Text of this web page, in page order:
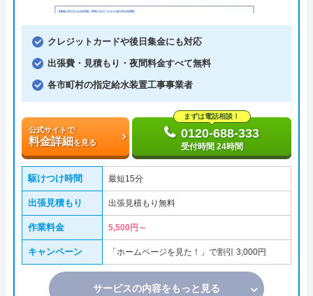
クレジットカードや後日集金にも対応
出張費・見積もり・夜間料金すべて無料
各市町村の指定給水装置工事事業者
公式サイトで
料金詳細を見る
まずは電話相談！
0120-688-333
受付時間 24時間
駆けつけ時間 最短15分
出張見積もり 出張見積もり無料
作業料金 5,500円～
キャンペーン 「ホームページを見た！」で割引 3,000円
サービスの内容をもっと見る